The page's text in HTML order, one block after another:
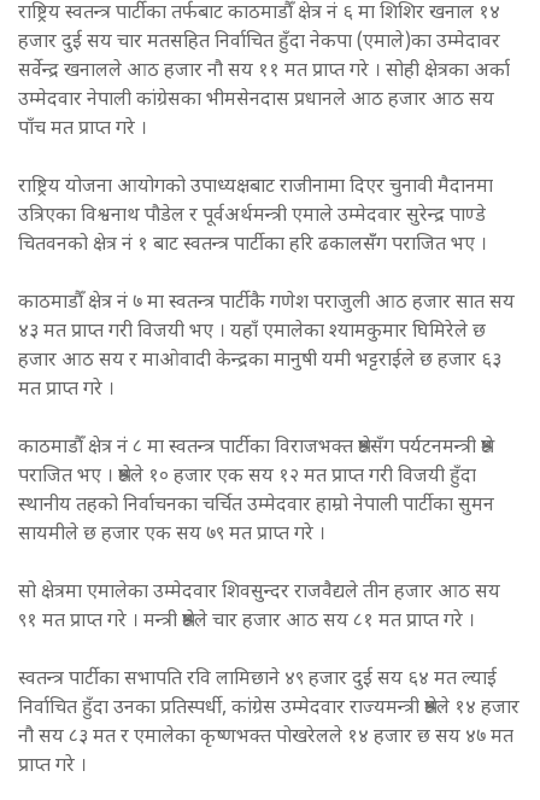
राष्ट्रिय स्वतन्त्र पार्टीका तर्फबाट काठमाडौँ क्षेत्र नं ६ मा शिशिर खनाल १४
हजार दुई सय चार मतसहित निर्वाचित हुँदा नेकपा (एमाले)का उम्मेदावर
सर्वेन्द्र खनालले आठ हजार नौ सय ११ मत प्राप्त गरे । सोही क्षेत्रका अर्का
उम्मेदवार नेपाली कांग्रेसका भीमसेनदास प्रधानले आठ हजार आठ सय
पाँच मत प्राप्त गरे ।
राष्ट्रिय योजना आयोगको उपाध्यक्षबाट राजीनामा दिएर चुनावी मैदानमा
उत्रिएका विश्वनाथ पौडेल र पूर्वअर्थमन्त्री एमाले उम्मेदवार सुरेन्द्र पाण्डे
चितवनको क्षेत्र नं १ बाट स्वतन्त्र पार्टीका हरि ढकालसँँग पराजित भए ।
काठमाडौँ क्षेत्र नं ७ मा स्वतन्त्र पार्टीकै गणेश पराजुली आठ हजार सात सय
४३ मत प्राप्त गरी विजयी भए । यहाँ एमालेका श्यामकुमार घिमिरेले छ
हजार आठ सय र माओवादी केन्द्रका मानुषी यमी भट्टराईले छ हजार ६३
मत प्राप्त गरे ।
काठमाडौँ क्षेत्र नं ८ मा स्वतन्त्र पार्टीका विराजभक्त श्रेष्ठसँग पर्यटनमन्त्री श्रेष्ठ
पराजित भए । श्रेष्ठले १० हजार एक सय १२ मत प्राप्त गरी विजयी हुँदा
स्थानीय तहको निर्वाचनका चर्चित उम्मेदवार हाम्रो नेपाली पार्टीका सुमन
सायमीले छ हजार एक सय ७९ मत प्राप्त गरे ।
सो क्षेत्रमा एमालेका उम्मेदवार शिवसुन्दर राजवैद्यले तीन हजार आठ सय
९१ मत प्राप्त गरे । मन्त्री श्रेष्ठले चार हजार आठ सय ८१ मत प्राप्त गरे ।
स्वतन्त्र पार्टीका सभापति रवि लामिछाने ४९ हजार दुई सय ६४ मत ल्याई
निर्वाचित हुँदा उनका प्रतिस्पर्धी, कांग्रेस उम्मेदवार राज्यमन्त्री श्रेष्ठले १४ हजार
नौ सय ८३ मत र एमालेका कृष्णभक्त पोखरेलले १४ हजार छ सय ४७ मत
प्राप्त गरे ।